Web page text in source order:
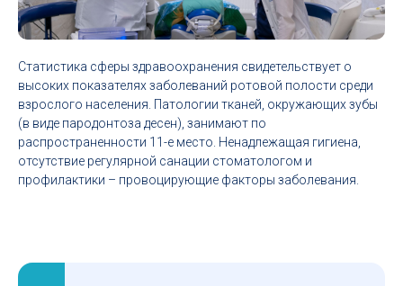
Статистика сферы здравоохранения свидетельствует о
высоких показателях заболеваний ротовой полости среди
взрослого населения. Патологии тканей, окружающих зубы
(в виде пародонтоза десен), занимают по
распространенности 11-е место. Ненадлежащая гигиена,
отсутствие регулярной санации стоматологом и
профилактики – провоцирующие факторы заболевания.